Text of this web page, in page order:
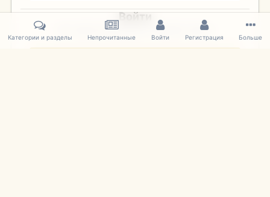
Войти
Уже зарегистрированы? Войдите здесь.
Категории и разделы Непрочитанные Войти Регистрация Больше